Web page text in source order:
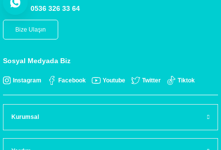
0536 326 33 64
Bize Ulaşın
Sosyal Medyada Biz
Instagram Facebook Youtube Twitter Tiktok
Kurumsal